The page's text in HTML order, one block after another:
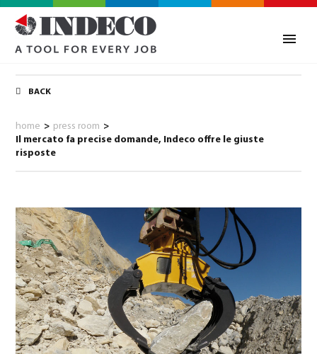
BACK
home > press room >
Il mercato fa precise domande, Indeco offre le giuste
risposte